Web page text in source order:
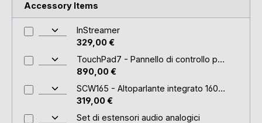
Accessory Items
InStreamer
329,00 €
TouchPad7 - Pannello di controllo per musica e KNX
890,00 €
SCW165 - Altoparlante integrato 160W (coppia)
319,00 €
Set di estensori audio analogici